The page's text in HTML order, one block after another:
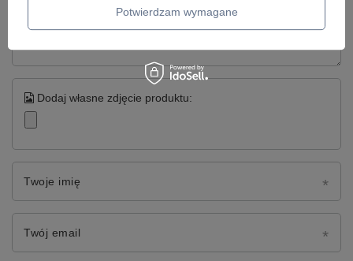
Treść twojej opinii
Dodaj własne zdjęcie produktu:
Twoje imię
Twój email
Potwierdzam wymagane